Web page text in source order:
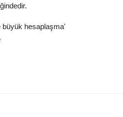
büyük hesaplaşma'